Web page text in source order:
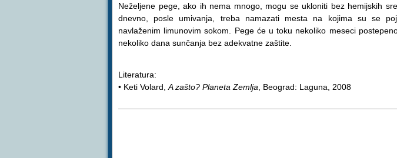
Neželjene pege, ako ih nema mnogo, mogu se ukloniti bez hemijskih
dnevno, posle umivanja, treba namazati mesta na kojima su se
navlaženim limunovim sokom. Pege će u toku nekoliko meseci
nekoliko dana sunčanja bez adekvatne zaštite.
Literatura:
• Keti Volard, A zašto? Planeta Zemlja , Beograd: Laguna, 2008